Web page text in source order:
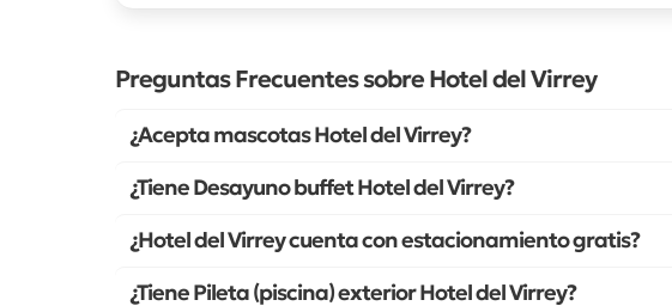
Preguntas Frecuentes sobre Hotel del Virrey
¿Acepta mascotas Hotel del Virrey?
¿Tiene Desayuno buffet Hotel del Virrey?
¿Hotel del Virrey cuenta con estacionamiento gratis?
¿Tiene Pileta (piscina) exterior Hotel del Virrey?